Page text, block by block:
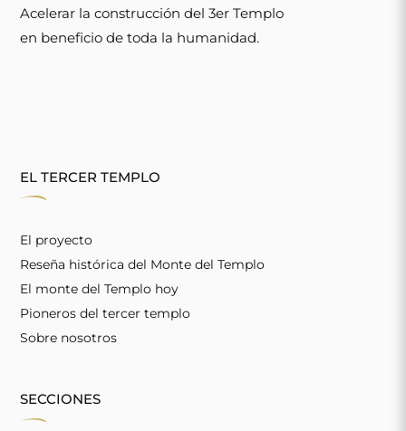
Acelerar la construcción del 3er Templo
en beneficio de toda la humanidad.
EL TERCER TEMPLO
El proyecto
Reseña histórica del Monte del Templo
El monte del Templo hoy
Pioneros del tercer templo
Sobre nosotros
SECCIONES